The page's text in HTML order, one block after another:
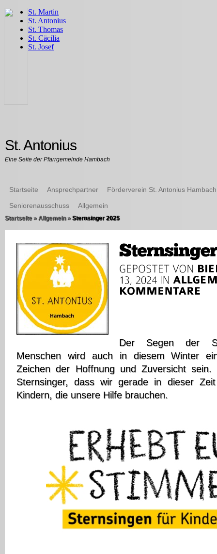
St. Antonius
Eine Seite der Pfarrgemeinde Hambach
Startseite Ansprechpartner Förderverein St. Antonius Hambach
Seniorenausschuss Allgemein
Startseite » Allgemein »Sternsinger 2025
Der Segen der
Menschen wird auch in diesem Winter
Zeichen der Hoffnung und Zuversicht sein.
Sternsinger, dass wir gerade in dieser
Kindern, die unsere Hilfe brauchen.